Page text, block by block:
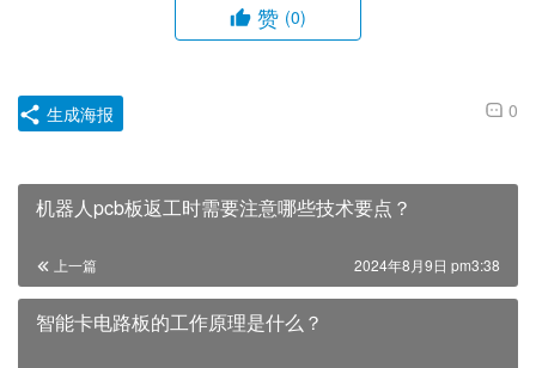
赞 (0)
0
生成海报
机器人pcb板返工时需要注意哪些技术要点？
上一篇 2024年8月9日 pm3:38
智能卡电路板的工作原理是什么？